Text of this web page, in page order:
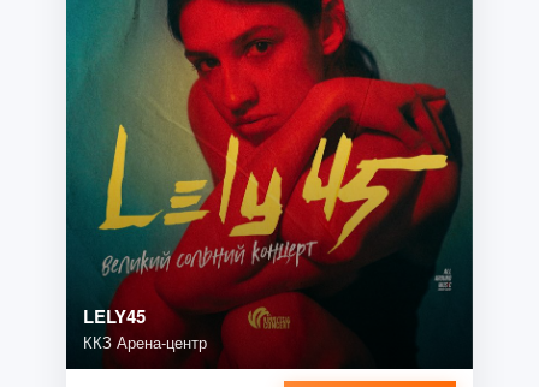
LELY45
ККЗ Арена-центр